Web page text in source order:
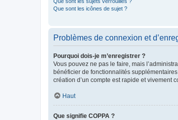
Que sont les icônes de sujet ?
Problèmes de connexion et
Pourquoi dois-je m’enregistrer ?
Vous pouvez ne pas le faire, mais
bénéficier de fonctionnalités
création d’un compte est rapide et vivement
Haut
Que signifie COPPA ?